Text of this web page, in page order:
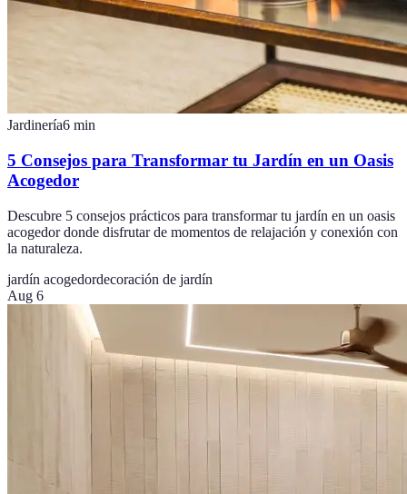
Jardinería6 min
5 Consejos para Transformar tu Jardín en un Oasis
Acogedor
Descubre 5 consejos prácticos para transformar tu jardín en un oasis
acogedor donde disfrutar de momentos de relajación y conexión con
la naturaleza.
jardín acogedordecoración de jardín
Aug 6